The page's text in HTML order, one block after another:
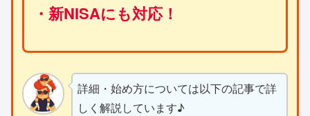
・新NISAにも対応！
詳細・始め方については以下の記事で詳
しく解説しています♪